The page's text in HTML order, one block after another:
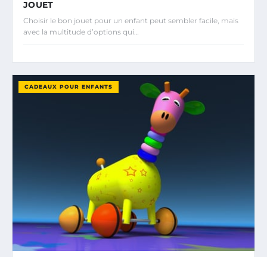
JOUET
Choisir le bon jouet pour un enfant peut sembler facile, mais
avec la multitude d’options qui…
CADEAUX POUR ENFANTS